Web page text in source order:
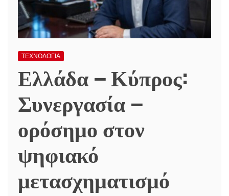
ΤΕΧΝΟΛΟΓΙΑ
Ελλάδα – Κύπρος:
Συνεργασία –
ορόσημο στον
ψηφιακό
μετασχηματισμό